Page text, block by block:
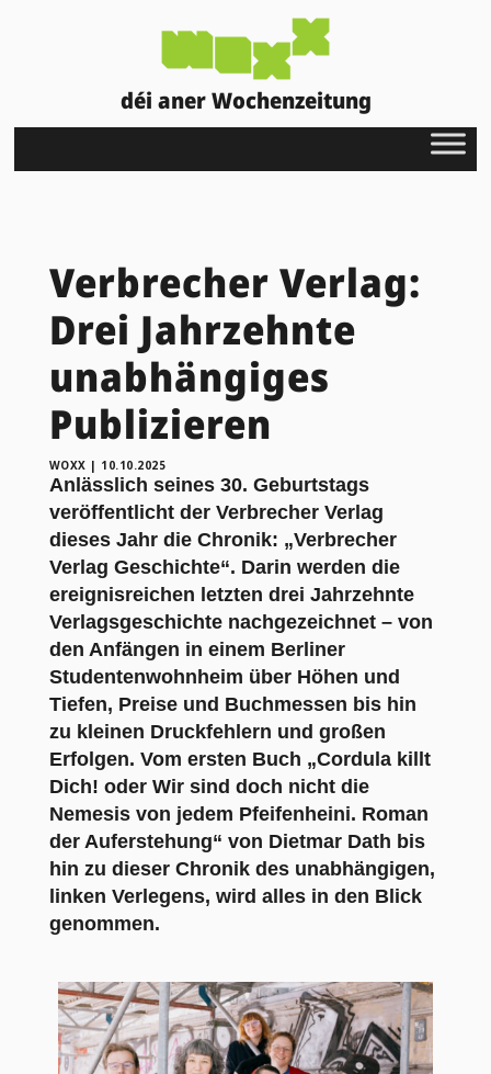
déi aner Wochenzeitung
Verbrecher Verlag:
Drei Jahrzehnte
unabhängiges
Publizieren
WOXX | 10.10.2025
Anlässlich seines 30. Geburtstags
veröffentlicht der Verbrecher Verlag
dieses Jahr die Chronik: „Verbrecher
Verlag Geschichte“. Darin werden die
ereignisreichen letzten drei Jahrzehnte
Verlagsgeschichte nachgezeichnet – von
den Anfängen in einem Berliner
Studentenwohnheim über Höhen und
Tiefen, Preise und Buchmessen bis hin
zu kleinen Druckfehlern und großen
Erfolgen. Vom ersten Buch „Cordula killt
Dich! oder Wir sind doch nicht die
Nemesis von jedem Pfeifenheini. Roman
der Auferstehung“ von Dietmar Dath bis
hin zu dieser Chronik des unabhängigen,
linken Verlegens, wird alles in den Blick
genommen.